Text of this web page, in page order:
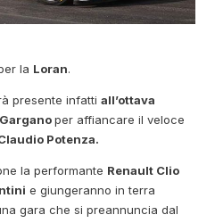
la Loran.
presente infattiall’ottava
per affiancare il veloce
Potenza.
la performante Renault Clio
e giungeranno in terra
gara che si preannuncia dal